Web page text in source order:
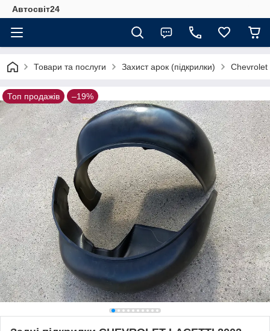
Автосвіт24
Товари та послуги Захист арок (підкрилки) Chevrolet
Топ продажів –19%